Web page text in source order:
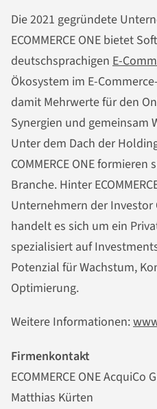
Die 2021 gegründete
ECOMMERCE ONE bietet
deutschsprachigen E-
Ökosystem im E-
damit Mehrwerte für den
Synergien und gemeinsam
Unter dem Dach der
COMMERCE ONE
Branche. Hinter
Unternehmern der Investor
handelt es sich um ein
spezialisiert auf
Potenzial für Wachstum,
Optimierung.
Weitere Informationen:
Firmenkontakt
ECOMMERCE ONE AcquiCo
Matthias Kürten